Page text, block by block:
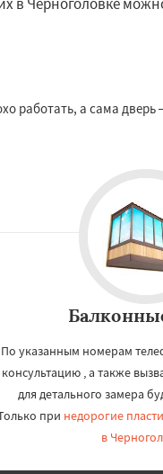
работать, а сама
По указанным номерам
консультацию , а также
для детального замера
при недорогие
в